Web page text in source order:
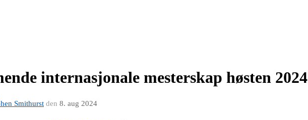
internasjonale mesterskap høsten 2024
Smithurst den 8. aug 2024